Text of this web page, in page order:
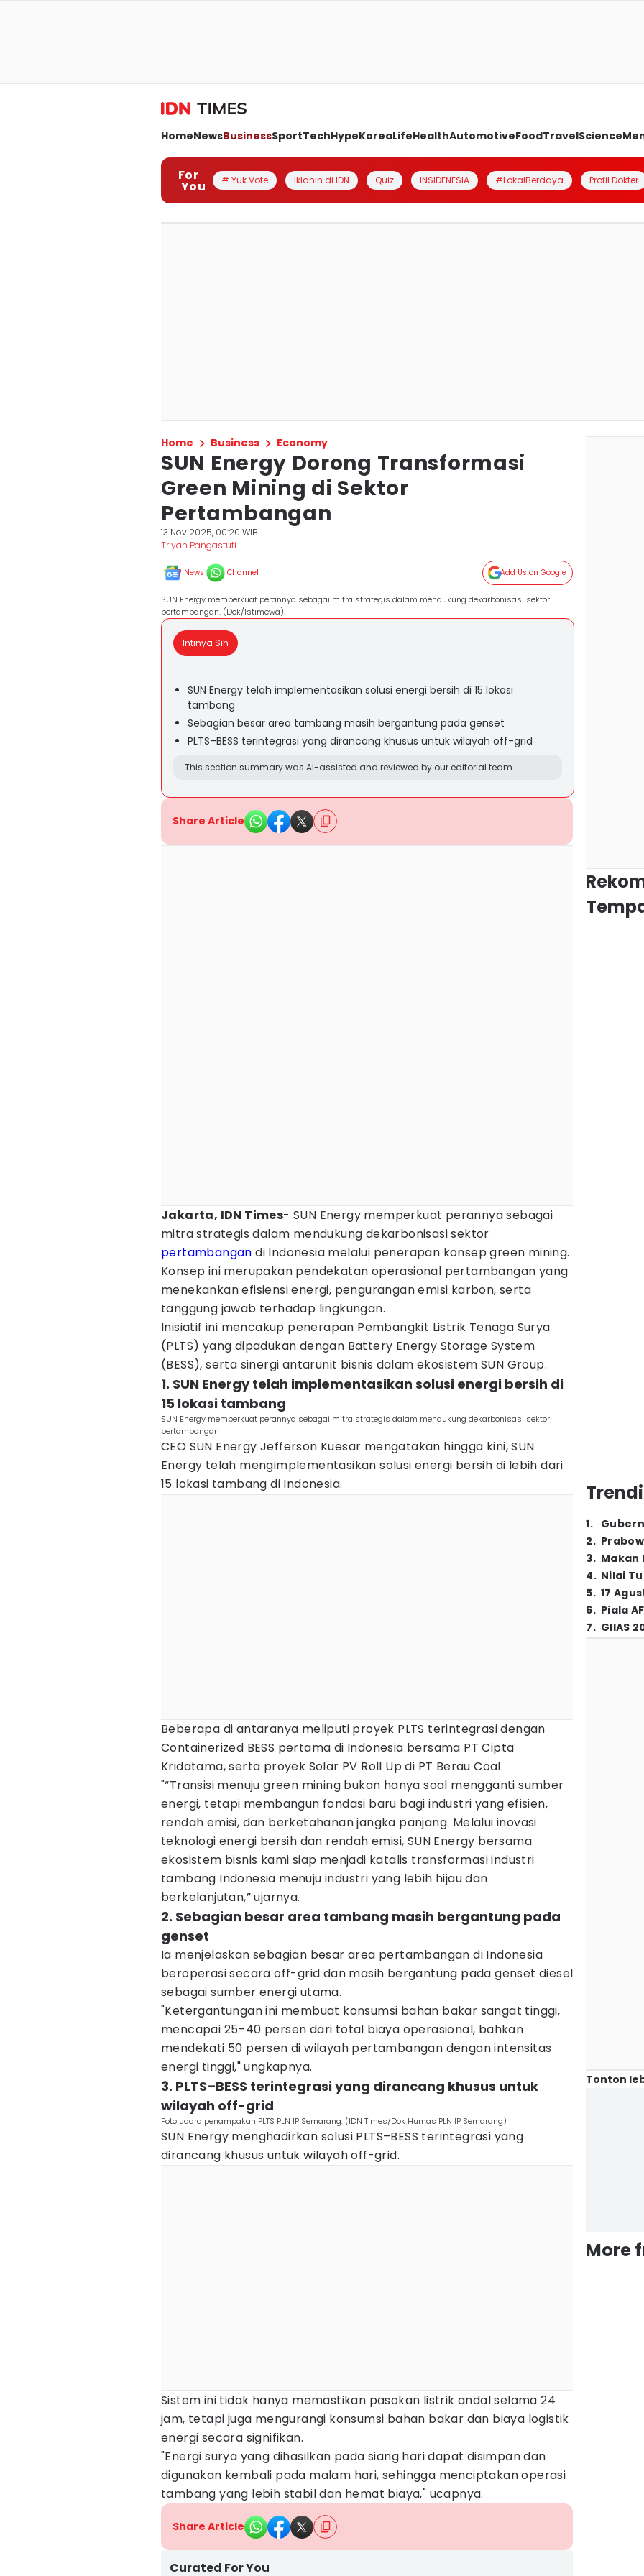
HomeNewsBusinessSportTechHypeKoreaLifeHealthAutomotiveFoodTravelScience
For
You # Yuk Vote Iklanin di IDN Quiz INSIDENESIA #LokalBerdaya Profil Dokter
Home Business Economy
SUN Energy Dorong Transformasi
Green Mining di Sektor
Pertambangan
13 Nov 2025, 00:20 WIB
Triyan Pangastuti
News Channel Add Us on Google
SUN Energy memperkuat perannya sebagai mitra strategis dalam mendukung dekarbonisasi sektor
pertambangan. (Dok/Istimewa).
Intinya Sih
SUN Energy telah implementasikan solusi energi bersih di 15 lokasi
tambang
Sebagian besar area tambang masih bergantung pada genset
PLTS–BESS terintegrasi yang dirancang khusus untuk wilayah off-grid
This section summary was AI-assisted and reviewed by our editorial team.
Share Article
Jakarta, IDN Times- SUN Energy memperkuat perannya sebagai
mitra strategis dalam mendukung dekarbonisasi sektor
pertambangan di Indonesia melalui penerapan konsep green mining.
Konsep ini merupakan pendekatan operasional pertambangan yang
menekankan efisiensi energi, pengurangan emisi karbon, serta
tanggung jawab terhadap lingkungan.
Inisiatif ini mencakup penerapan Pembangkit Listrik Tenaga Surya
(PLTS) yang dipadukan dengan Battery Energy Storage System
(BESS), serta sinergi antarunit bisnis dalam ekosistem SUN Group.
1. SUN Energy telah implementasikan solusi energi bersih di
15 lokasi tambang
SUN Energy memperkuat perannya sebagai mitra strategis dalam mendukung dekarbonisasi sektor
pertambangan
CEO SUN Energy Jefferson Kuesar mengatakan hingga kini, SUN
Energy telah mengimplementasikan solusi energi bersih di lebih dari
15 lokasi tambang di Indonesia.
Beberapa di antaranya meliputi proyek PLTS terintegrasi dengan
Containerized BESS pertama di Indonesia bersama PT Cipta
Kridatama, serta proyek Solar PV Roll Up di PT Berau Coal.
"“Transisi menuju green mining bukan hanya soal mengganti sumber
energi, tetapi membangun fondasi baru bagi industri yang efisien,
rendah emisi, dan berketahanan jangka panjang. Melalui inovasi
teknologi energi bersih dan rendah emisi, SUN Energy bersama
ekosistem bisnis kami siap menjadi katalis transformasi industri
tambang Indonesia menuju industri yang lebih hijau dan
berkelanjutan,” ujarnya.
2. Sebagian besar area tambang masih bergantung pada
genset
Ia menjelaskan sebagian besar area pertambangan di Indonesia
beroperasi secara off-grid dan masih bergantung pada genset diesel
sebagai sumber energi utama.
"Ketergantungan ini membuat konsumsi bahan bakar sangat tinggi,
mencapai 25–40 persen dari total biaya operasional, bahkan
mendekati 50 persen di wilayah pertambangan dengan intensitas
energi tinggi," ungkapnya.
3. PLTS–BESS terintegrasi yang dirancang khusus untuk
wilayah off-grid
Foto udara penampakan PLTS PLN IP Semarang. (IDN Times/Dok Humas PLN IP Semarang)
SUN Energy menghadirkan solusi PLTS–BESS terintegrasi yang
dirancang khusus untuk wilayah off-grid.
Sistem ini tidak hanya memastikan pasokan listrik andal selama 24
jam, tetapi juga mengurangi konsumsi bahan bakar dan biaya logistik
energi secara signifikan.
"Energi surya yang dihasilkan pada siang hari dapat disimpan dan
digunakan kembali pada malam hari, sehingga menciptakan operasi
tambang yang lebih stabil dan hemat biaya," ucapnya.
Share Article
Curated For You
1.
2.
3. Makan
4. Nilai
5. 17
6. Piala
7. GIIAS
Tonton
More